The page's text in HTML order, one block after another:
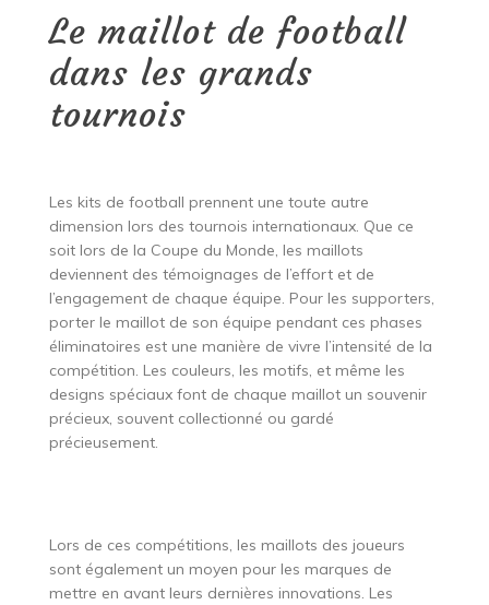
Le maillot de football
dans les grands
tournois
Les kits de football prennent une toute autre
dimension lors des tournois internationaux. Que ce
soit lors de la Coupe du Monde, les maillots
deviennent des témoignages de l’effort et de
l’engagement de chaque équipe. Pour les supporters,
porter le maillot de son équipe pendant ces phases
éliminatoires est une manière de vivre l’intensité de la
compétition. Les couleurs, les motifs, et même les
designs spéciaux font de chaque maillot un souvenir
précieux, souvent collectionné ou gardé
précieusement.
Lors de ces compétitions, les maillots des joueurs
sont également un moyen pour les marques de
mettre en avant leurs dernières innovations. Les